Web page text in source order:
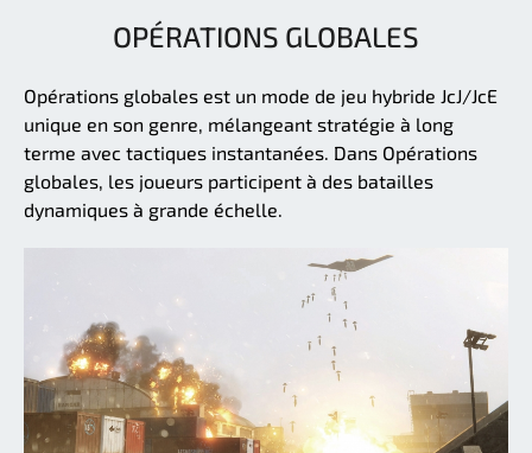
OPÉRATIONS GLOBALES
Opérations globales est un mode de jeu hybride JcJ/JcE
unique en son genre, mélangeant stratégie à long
terme avec tactiques instantanées. Dans Opérations
globales, les joueurs participent à des batailles
dynamiques à grande échelle.